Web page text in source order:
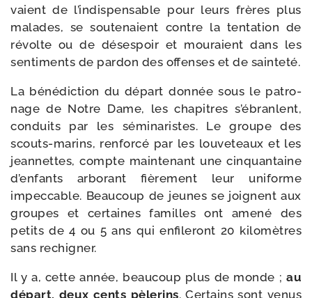
vaient de l’in­dis­pen­sable pour leurs frères plus
malades, se sou­te­naient contre la ten­ta­tion de
révolte ou de déses­poir et mou­raient dans les
sen­ti­ments de par­don des offenses et de sainteté.
La béné­dic­tion du départ don­née sous le patro­
nage de Notre Dame, les cha­pitres s’é­branlent,
conduits par les sémi­na­ristes. Le groupe des
scouts-​marins, ren­for­cé par les lou­ve­teaux et les
jean­nettes, compte main­te­nant une cin­quan­taine
d’en­fants arbo­rant fiè­re­ment leur uni­forme
impec­cable. Beaucoup de jeunes se joignent aux
groupes et cer­taines familles ont ame­né des
petits de 4 ou 5 ans qui enfi­le­ront 20 kilo­mètres
sans rechigner.
Il y a, cette année, beau­coup plus de monde ; au
départ, deux cents pèle­rins. Certains sont venus